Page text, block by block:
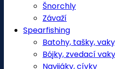
Šnorchly
Závaží
Spearfishing
Batohy, tašky,
Bójky, zvedací vaky
Navijáky, cívky